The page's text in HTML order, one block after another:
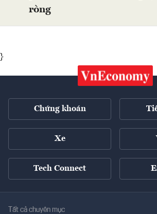
ròng
}
Chứng khoán
Xe
Tech Connect
Tất cả chuyên mục